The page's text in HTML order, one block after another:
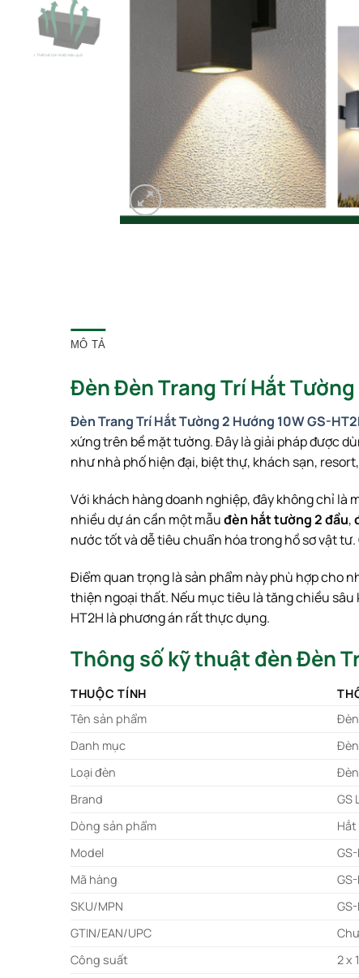
MÔ TẢ
Đèn Đèn Trang Trí Hắt
Đèn Trang Trí Hắt Tường 2 Hướng 10W GS-
xứng trên bề mặt tường. Đây là giải pháp được
như nhà phố hiện đại, biệt thự, khách sạn,
Với khách hàng doanh nghiệp, đây không chỉ là
nhiều dự án cần một mẫuđèn hắt tường 2 đầu,
nước tốt và dễ tiêu chuẩn hóa trong hồ sơ vật
Điểm quan trọng là sản phẩm này phù hợp cho
thiện ngoại thất. Nếu mục tiêu là tăng chiều
HT2H là phương án rất thực dụng.
Thông số kỹ thuật đèn Đèn
THUỘC TÍNH
Tên sản phẩm
Danh mục
Loại đèn
Brand
GS
Dòng sản phẩm
Model
Mã hàng
SKU/MPN
GTIN/EAN/UPC
Công suất
2 x